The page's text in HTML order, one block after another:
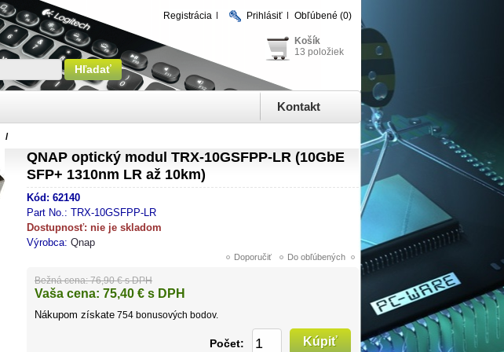
Registrácia Prihlásiť Obľúbené (0)
Košík
13 položiek
Kontakt
/
QNAP optický modul TRX-10GSFPP-LR (10GbE
SFP+ 1310nm LR až 10km)
Kód: 62140
Part No.: TRX-10GSFPP-LR
Dostupnosť: nie je skladom
Výrobca: Qnap
Bežná cena: 76,90 € s DPH
Vaša cena: 75,40 € s DPH
Nákupom získate 754 bonusových bodov.
Počet: